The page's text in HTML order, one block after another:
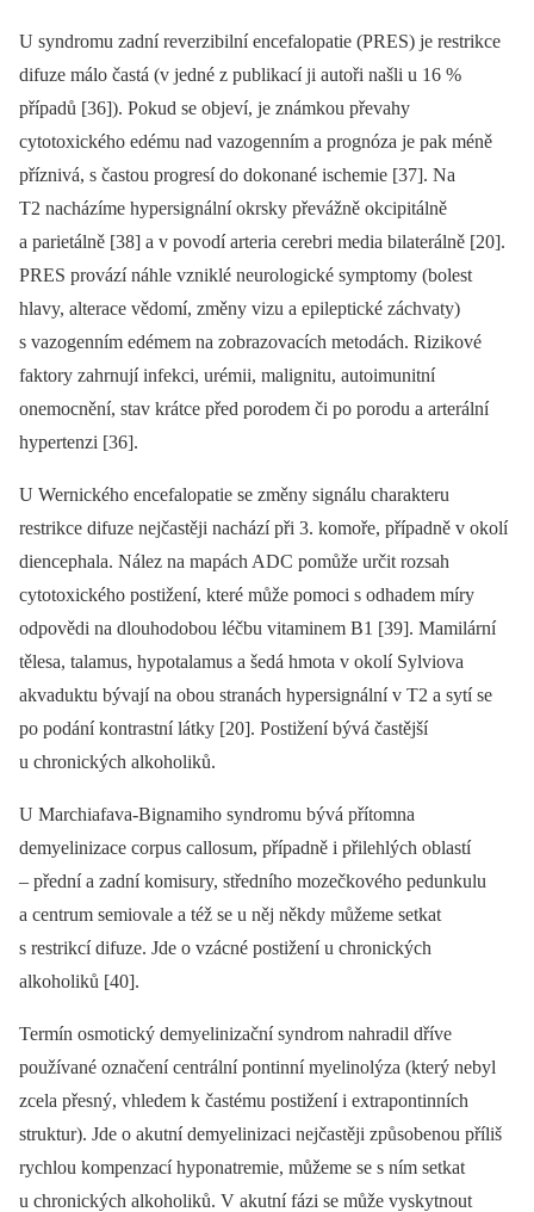
U syndromu zadní reverzibilní encefalopatie (PRES) je restrikce
difuze málo častá (v jedné z publikací ji autoři našli u 16 %
případů [36]). Pokud se objeví, je známkou převahy
cytotoxického edému nad vazogen­ním a prognóza je pak méně
příznivá, s častou progresí do dokonané ischemie [37]. Na
T2 nacházíme hypersignální okrsky převážně okcipitálně
a parietálně [38] a v povodí arteria cerebri media bilaterálně [20].
PRES provází náhle vzniklé neurologické symp­tomy (bolest
hlavy, alterace vědomí, změny vizu a epileptické záchvaty)
s vazogen­ním edémem na zobrazovacích metodách. Rizikové
faktory zahrnují infekci, urémii, malignitu, autoimunitní
onemocnění, stav krátce před porodem či po porodu a arterální
hypertenzi [36].
U Wernického encefalopatie se změny signálu charakteru
restrikce difuze nejčastěji nachází při 3. komoře, případně v okolí
diencephala. Nález na mapách ADC pomůže určit rozsah
cytotoxického postižení, které může pomoci s odhadem míry
odpovědi na dlouhodobou léčbu vitaminem B1 [39]. Mamilární
tělesa, talamus, hypotalamus a šedá hmota v okolí Sylviova
akvaduktu bývají na obou stranách hypersignální v T2 a sytí se
po podání kontrastní látky [20]. Postižení bývá častější
u chronických alkoholiků.
U Marchiafava-Bignamiho syndromu bývá přítomna
demyelinizace corpus cal­losum, případně i přilehlých oblastí
–⁠ přední a zadní komisury, středního mozečkového pedunkulu
a centrum semiovale a též se u něj někdy můžeme setkat
s restrikcí difuze. Jde o vzácné postižení u chronických
alkoholiků [40].
Termín osmotický demyelinizační syndrom nahradil dříve
používané označení centrální pontin­ní myelinolýza (který nebyl
zcela přesný, vhledem k častému postižení i extrapontin­ních
struktur). Jde o akutní demyelinizaci nejčastěji způsobenou příliš
rychlou kompenzací hyponatremie, můžeme se s ním setkat
u chronických alkoholiků. V akutní fázi se může vyskytnout